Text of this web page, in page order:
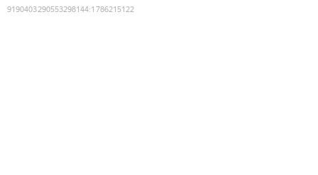
9190403290553298144:1786215122